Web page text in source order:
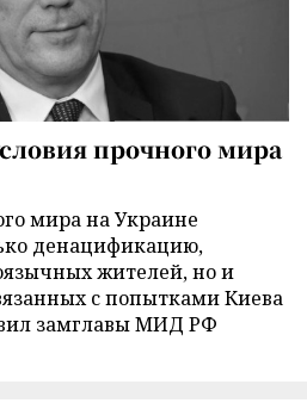
прочного мира
мира на Украине
денацификацию,
жителей, но и
с попытками Киева
замглавы МИД РФ